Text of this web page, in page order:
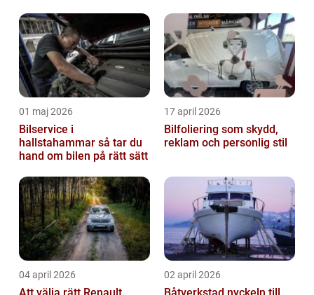
01 maj 2026
Bilservice i
hallstahammar så tar du
hand om bilen på rätt sätt
17 april 2026
Bilfoliering som skydd,
reklam och personlig stil
04 april 2026 02 april 2026